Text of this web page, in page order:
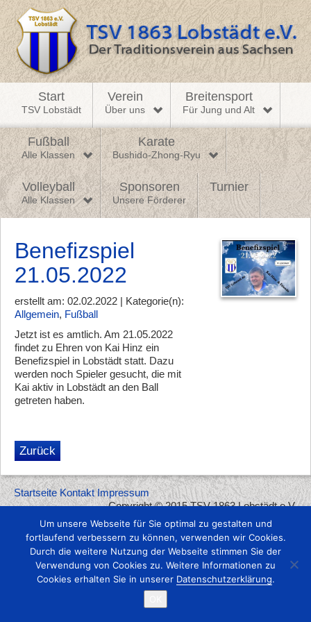
Start
TSV Lobstädt
Verein
Über uns
Breitensport
Für Jung und Alt
Fußball
Alle Klassen
Karate
Bushido-Zhong-Ryu
Volleyball
Alle Klassen
Sponsoren
Unsere Förderer
Turnier
Benefizspiel
21.05.2022
erstellt am: 02.02.2022 | Kategorie(n):
Allgemein, Fußball
Jetzt ist es amtlich. Am 21.05.2022
findet zu Ehren von Kai Hinz ein
Benefizspiel in Lobstädt statt. Dazu
werden noch Spieler gesucht, die mit
Kai aktiv in Lobstädt an den Ball
getreten haben.
Zurück
Startseite Kontakt Impressum
Copyright © 2015 TSV 1863 Lobstädt e.V.
Um unsere Webseite für Sie optimal zu gestalten und
fortlaufend verbessern zu können, verwenden wir Cookies.
Durch die weitere Nutzung der Webseite stimmen Sie der
Verwendung von Cookies zu. Weitere Informationen zu
Cookies erhalten Sie in unserer Datenschutzerklärung.